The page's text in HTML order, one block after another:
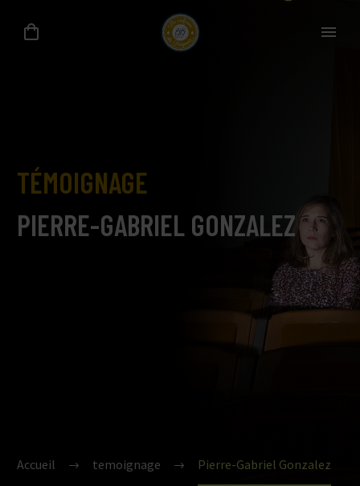
TÉMOIGNAGE
PIERRE-GABRIEL GONZALEZ
Accueil temoignage
Pierre-Gabriel Gonzalez